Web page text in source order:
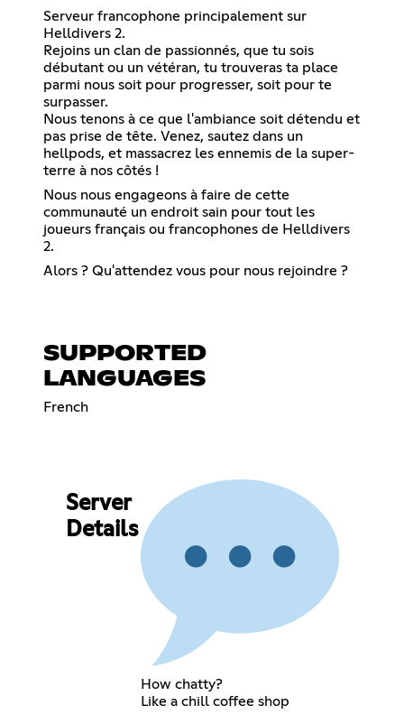
Serveur francophone principalement sur
Helldivers 2.
Rejoins un clan de passionnés, que tu sois
débutant ou un vétéran, tu trouveras ta place
parmi nous soit pour progresser, soit pour te
surpasser.
Nous tenons à ce que l'ambiance soit détendu et
pas prise de tête. Venez, sautez dans un
hellpods, et massacrez les ennemis de la super-
terre à nos côtés !
Nous nous engageons à faire de cette
communauté un endroit sain pour tout les
joueurs français ou francophones de Helldivers
2.
Alors ? Qu'attendez vous pour nous rejoindre ?
SUPPORTED
LANGUAGES
French
Server
Details
How chatty?
Like a chill coffee shop